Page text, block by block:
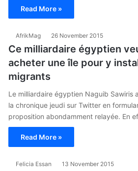
Read More »
AfrikMag 26 November 2015
Ce milliardaire égyptien
acheter une île pour y
migrants
Le milliardaire égyptien Naguib Sawiris
la chronique jeudi sur Twitter en
proposition abondamment relayée. En
Read More »
Felicia Essan 13 November 2015